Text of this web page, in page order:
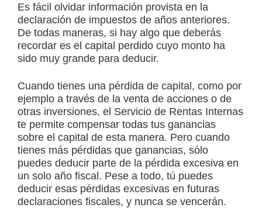
Es fácil olvidar información provista en la
declaración de impuestos de años anteriores.
De todas maneras, si hay algo que deberás
recordar es el capital perdido cuyo monto ha
sido muy grande para deducir.
Cuando tienes una pérdida de capital, como por
ejemplo a través de la venta de acciones o de
otras inversiones, el Servicio de Rentas Internas
te permite compensar todas tus ganancias
sobre el capital de esta manera. Pero cuando
tienes más pérdidas que ganancias, sólo
puedes deducir parte de la pérdida excesiva en
un solo año fiscal. Pese a todo, tú puedes
deducir esas pérdidas excesivas en futuras
declaraciones fiscales, y nunca se vencerán.